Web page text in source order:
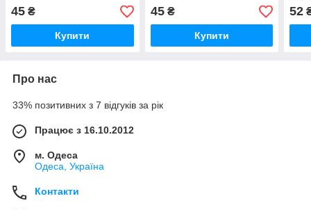
45 ₴
Купити
45₴
Купити
52
Про нас
33% позитивних з 7 відгуків за рік
Працює з 16.10.2012
м. Одеса
Одеса, Україна
Контакти